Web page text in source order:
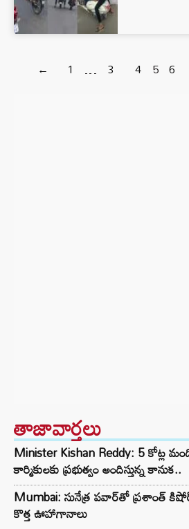
← 1 … 3 4 5 6
తాజావార్తలు
Minister Kishan Reddy: 5 కోట్ల
కార్మికులకు ప్రభుత్వం అందిస్తున్న కానుక..
Mumbai: సునేత్ర పవార్‌తో ప్రశాంత్
కొత్త ఊహాగానాలు